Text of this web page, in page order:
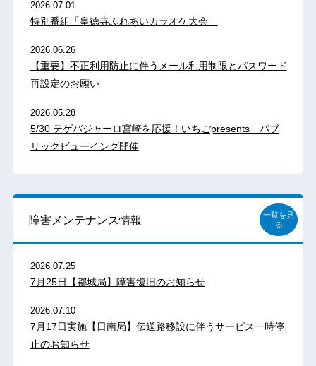
2026.07.01
特別番組「皇徳寺ふれあいカラオケ大会」
2026.06.26
【重要】不正利用防止に伴うメール利用制限とパスワード
再設定のお願い
2026.05.28
5/30 テゲバジャーロ宮崎を応援！いちごpresents パブ
リックビューイング開催
障害メンテナンス情報
一覧を見
る
2026.07.25
7月25日【都城局】障害復旧のお知らせ
2026.07.10
7月17日実施【日南局】伝送路移設に伴うサービス一時停
止のお知らせ